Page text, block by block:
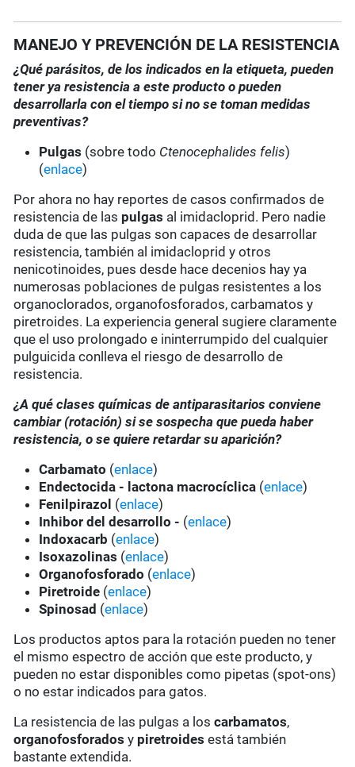
MANEJO Y PREVENCIÓN DE LA RESISTENCIA
¿Qué parásitos, de los indicados en la etiqueta, pueden
tener ya resistencia a este producto o pueden
desarrollarla con el tiempo si no se toman medidas
preventivas?
Pulgas (sobre todo Ctenocephalides felis)
(enlace)
Por ahora no hay reportes de casos confirmados de
resistencia de las pulgas al imidacloprid. Pero nadie
duda de que las pulgas son capaces de desarrollar
resistencia, también al imidacloprid y otros
nenicotinoides, pues desde hace decenios hay ya
numerosas poblaciones de pulgas resistentes a los
organoclorados, organofosforados, carbamatos y
piretroides. La experiencia general sugiere claramente
que el uso prolongado e ininterrumpido del cualquier
pulguicida conlleva el riesgo de desarrollo de
resistencia.
¿A qué clases químicas de antiparasitarios conviene
cambiar (rotación) si se sospecha que pueda haber
resistencia, o se quiere retardar su aparición?
Carbamato (enlace)
Endectocida - lactona macrocíclica (enlace)
Fenilpirazol (enlace)
Inhibor del desarrollo - (enlace)
Indoxacarb (enlace)
Isoxazolinas (enlace)
Organofosforado (enlace)
Piretroide (enlace)
Spinosad (enlace)
Los productos aptos para la rotación pueden no tener
el mismo espectro de acción que este producto, y
pueden no estar disponibles como pipetas (spot-ons)
o no estar indicados para gatos.
La resistencia de las pulgas a loscarbamatos,
organofosforados y piretroides está también
bastante extendida.